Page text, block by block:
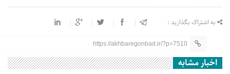
به اشتراک بگذارید :
https://akhbaregonbad.ir/?p=7510
اخبار مشابه